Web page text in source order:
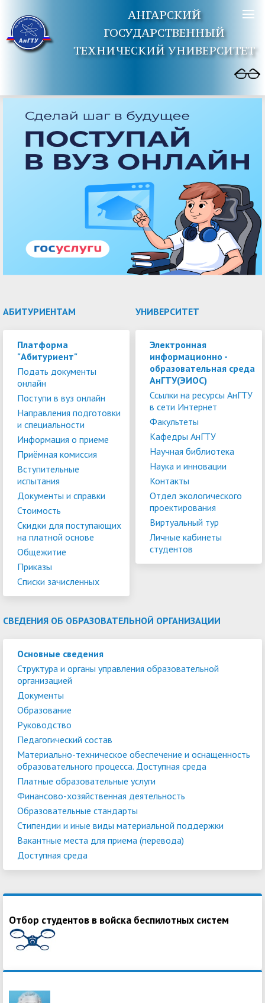
АНГАРСКИЙ
ГОСУДАРСТВЕННЫЙ
ТЕХНИЧЕСКИЙ УНИВЕРСИТЕТ
АБИТУРИЕНТАМ
Платформа
"Абитуриент"
Подать документы
онлайн
Поступи в вуз онлайн
Направления подготовки
и специальности
Информация о приеме
Приёмная комиссия
Вступительные
испытания
Документы и справки
Стоимость
Скидки для поступающих
на платной основе
Общежитие
Приказы
Списки зачисленных
УНИВЕРСИТЕТ
Электронная
информационно -
образовательная среда
АнГТУ(ЭИОС)
Ссылки на ресурсы АнГТУ
в сети Интернет
Факультеты
Кафедры АнГТУ
Научная библиотека
Наука и инновации
Контакты
Отдел экологического
проектирования
Виртуальный тур
Личные кабинеты
студентов
СВЕДЕНИЯ ОБ ОБРАЗОВАТЕЛЬНОЙ ОРГАНИЗАЦИИ
Основные сведения
Структура и органы управления образовательной
организацией
Документы
Образование
Руководство
Педагогический состав
Материально-техническое обеспечение и оснащенность
образовательного процесса. Доступная среда
Платные образовательные услуги
Финансово-хозяйственная деятельность
Образовательные стандарты
Стипендии и иные виды материальной поддержки
Вакантные места для приема (перевода)
Доступная среда
Отбор студентов в войска беспилотных систем